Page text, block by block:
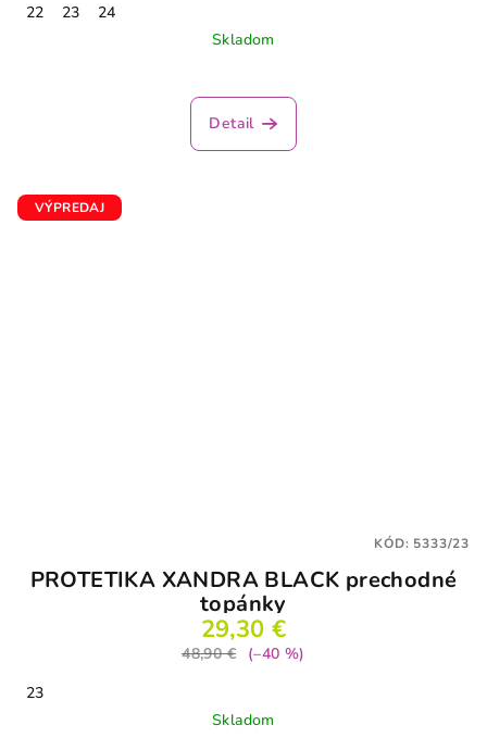
22 23
24
Skladom
Detail
VÝPREDAJ
PROTETIKA XANDRA BLACK prechodné
topánky
29,30 €
48,90 €
(–40 %)
23
Skladom
KÓD: 5333/23